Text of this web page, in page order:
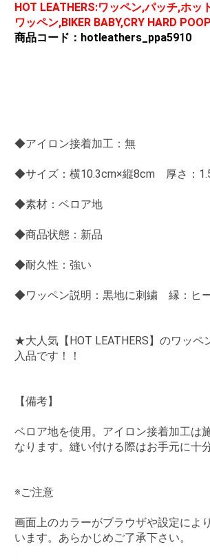
HOT LEATHERS:ワッペン,パッチ,ホ
ワッペン,BIKER BABY,CRY HARD
商品コード：hotleathers_ppa5910
◆アイロン接着加工：無
◆サイズ：横10.3cm×縦8cm 厚さ：
◆素材：ベロア地
◆商品状態：新品
◆耐久性：強い
◆ワッペン説明：黒地に刺繍 縁：ヒー
★大人気【HOT LEATHERS】のワッ
入品です！！
【備考】
ベロア地を使用。アイロン接着加工は
なります。縫い付ける際はお手元に十
※ご注意
画面上のカラーがブラウザや設定によ
います。あらかじめご了承下さい。